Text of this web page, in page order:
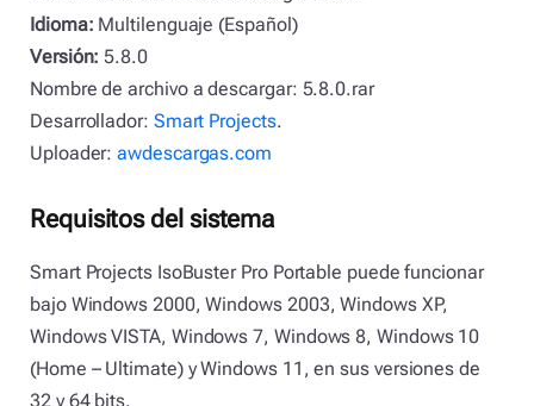
Idioma: Multilenguaje (Español)
Versión: 5.8.0
Nombre de archivo a descargar: 5.8.0.rar
Desarrollador: Smart Projects.
Uploader:awdescargas.com
Requisitos del sistema
Smart Projects IsoBuster Pro Portable puede funcionar
bajo Windows 2000, Windows 2003, Windows XP,
Windows VISTA, Windows 7, Windows 8, Windows 10
(Home – Ultimate) y Windows 11, en sus versiones de
32 y 64 bits.